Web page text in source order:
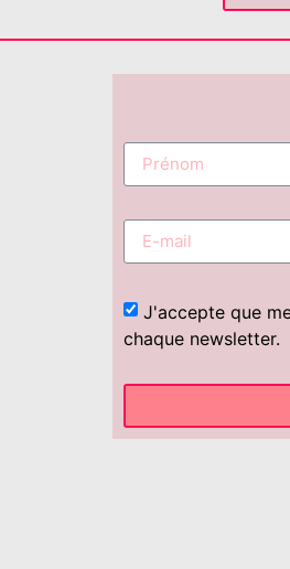
J'accepte que
chaque newsletter.